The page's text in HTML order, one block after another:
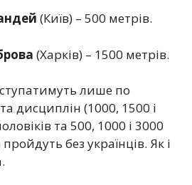
(Київ) – 500 метрів.
(Харків) – 1500 метрів.
лише по
дисциплін (1000, 1500 і
та 500, 1000 і 3000
без українців. Як і